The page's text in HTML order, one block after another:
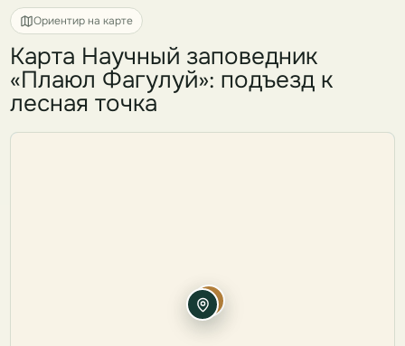
Ориентир на карте
Карта Научный заповедник
«Плаюл Фагулуй»: подъезд к
лесная точка